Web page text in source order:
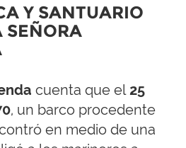
Y SANTUARIO
SEÑORA
cuenta que el25
, un barco procedente
en medio de una